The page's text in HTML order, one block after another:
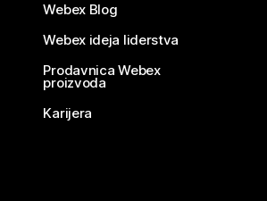
Webex Blog
Webex ideja liderstva
Prodavnica Webex
proizvoda
Karijera